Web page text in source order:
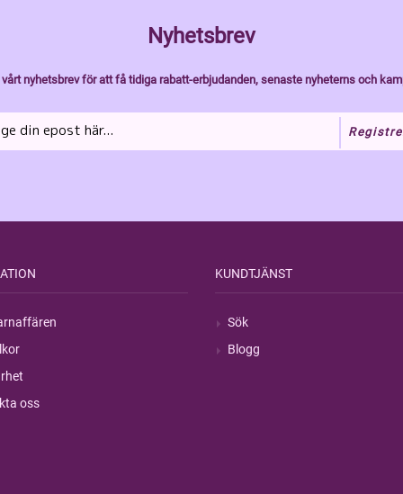
Nyhetsbrev
nyhetsbrev för att få tidiga rabatt-erbjudanden, senaste nyheterns och
oss
KUNDTJÄNST
Sök
Blogg